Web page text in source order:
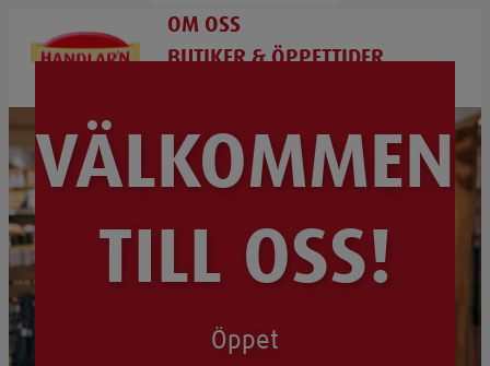
OM OSS
BUTIKER & ÖPPETTIDER
VÄLKOMMEN
TILL OSS!
Öppet